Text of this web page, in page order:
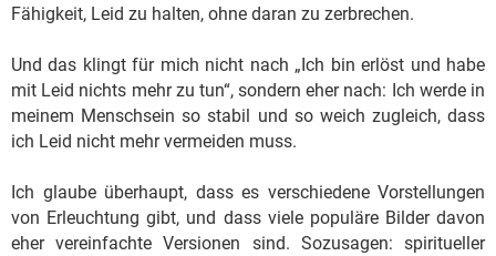
Fähigkeit, Leid zu halten, ohne daran zu zerbrechen.
Und das klingt für mich nicht nach „Ich bin erlöst und habe
mit Leid nichts mehr zu tun“, sondern eher nach: Ich werde in
meinem Menschsein so stabil und so weich zugleich, dass
ich Leid nicht mehr vermeiden muss.
Ich glaube überhaupt, dass es verschiedene Vorstellungen
von Erleuchtung gibt, und dass viele populäre Bilder davon
eher vereinfachte Versionen sind. Sozusagen: spiritueller